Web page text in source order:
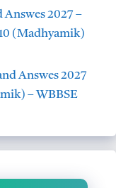
2027 –
(Madhyamik)
Answes 2027
– WBBSE